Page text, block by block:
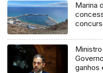
Marina
ganhos